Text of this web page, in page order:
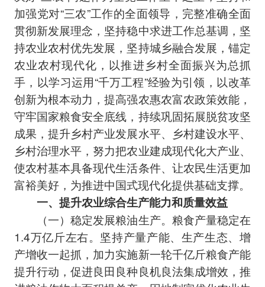
加强党对“三农”工作的全面领导，完整准确全面
贯彻新发展理念，坚持稳中求进工作总基调，坚
持农业农村优先发展，坚持城乡融合发展，锚定
农业农村现代化，以推进乡村全面振兴为总抓
手，以学习运用“千万工程”经验为引领，以改革
创新为根本动力，提高强农惠农富农政策效能，
守牢国家粮食安全底线，持续巩固拓展脱贫攻坚
成果，提升乡村产业发展水平、乡村建设水平、
乡村治理水平，努力把农业建成现代化大产业、
使农村基本具备现代生活条件、让农民生活更加
富裕美好，为推进中国式现代化提供基础支撑。
一、提升农业综合生产能力和质量效益
（一）稳定发展粮油生产。粮食产量稳定在
1.4万亿斤左右。坚持产量产能、生产生态、增
产增收一起抓，加力实施新一轮千亿斤粮食产能
提升行动，促进良田良种良机良法集成增效，推